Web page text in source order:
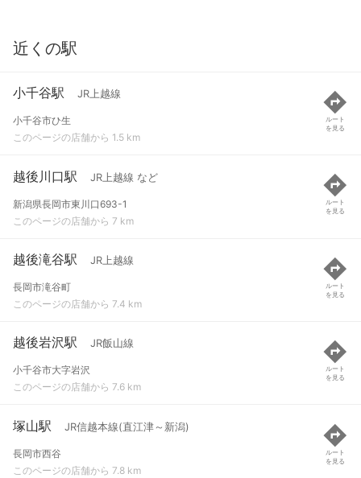
近くの駅
小千谷駅 JR上越線
小千谷市ひ生
このページの店舗から 1.5 km
ルート
を見る
越後川口駅 JR上越線 など
新潟県長岡市東川口693-1
このページの店舗から 7 km
ルート
を見る
越後滝谷駅 JR上越線
長岡市滝谷町
このページの店舗から 7.4 km
ルート
を見る
越後岩沢駅 JR飯山線
小千谷市大字岩沢
このページの店舗から 7.6 km
ルート
を見る
塚山駅 JR信越本線(直江津～新潟)
長岡市西谷
このページの店舗から 7.8 km
ルート
を見る